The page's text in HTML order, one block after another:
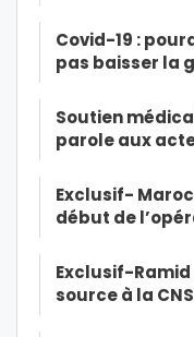
Covid-19 :
pas baisser la
Soutien
parole aux
Exclusif-
début de
Exclusif-
source à la